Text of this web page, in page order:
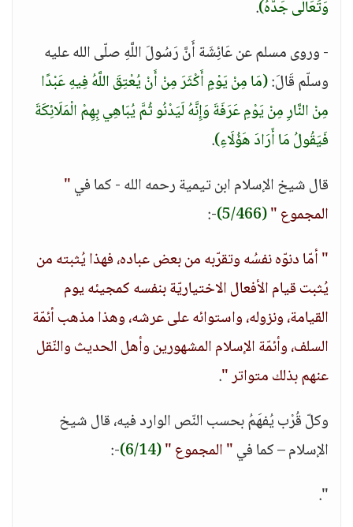
وَتَعَالَى جَدُّهُ).
- وروى مسلم عن عَائِشَة أَنَّ رَسُولَ اللَّهِ صلّى الله عليه
وسلّم قَالَ:(مَا مِنْ يَوْمٍ أَكْثَرَ مِنْ أَنْ يُعْتِقَ اللَّهُ فِيهِ عَبْدًا
مِنْ النَّارِ مِنْ يَوْمِ عَرَفَةَ وَإِنَّهُ لَيَدْنُو ثُمَّ يُبَاهِي بِهِمْ الْمَلَائِكَةَ
فَيَقُولُ مَا أَرَادَ هَؤُلَاءِ).
قال شيخ الإسلام ابن تيمية رحمه الله - كما في"
المجموع "(5/466)
-:
" أمّا دنوّه نفسُه وتقرّبه من بعض عباده، فهذا يُثبته من
يُثبت قيام الأفعال الاختياريّة بنفسه كمجيئه يوم
القيامة، ونزوله، واستوائه على عرشه، وهذا مذهب أئمّة
السلف، وأئمّة الإسلام المشهورين وأهل الحديث والنّقل
عنهم بذلك متواتر ".
وكلّ قُرْب يُفهَمُ بحسب النّص الوارد فيه، قال شيخ
الإسلام – كما في" المجموع "(6/14)
-:
".